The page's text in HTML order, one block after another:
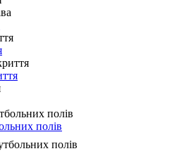
полів
полів